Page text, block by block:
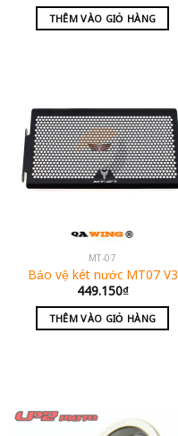
THÊM VÀO GIỎ HÀNG
MT-07
Bảo vệ két nước MT07 V3
449.150₫
THÊM VÀO GIỎ HÀNG